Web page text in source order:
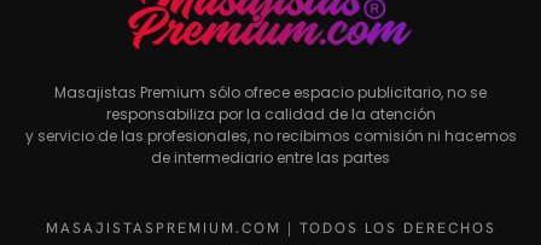
Masajistas Premium sólo ofrece espacio publicitario, no se
responsabiliza por la calidad de la atención
y servicio de las profesionales, no recibimos comisión ni hacemos
de intermediario entre las partes
MASAJISTASPREMIUM.COM | TODOS LOS DERECHOS